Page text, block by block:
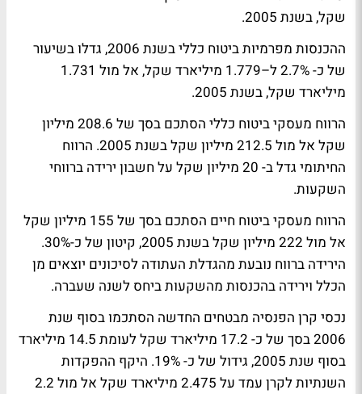
שקל, בשנת 2005.
ההכנסות מפרמיות ביטוח כללי בשנת 2006, גדלו בשיעור
של כ- 2.7% ל–1.779 מיליארד שקל, אל מול 1.731
מיליארד שקל, בשנת 2005.
הרווח מעסקי ביטוח כללי הסתכם בסך של 208.6 מיליון
שקל אל מול 212.5 מיליון שקל בשנת 2005. הרווח
החיתומי גדל ב- 20 מיליון שקל על חשבון ירידה ברווחי
השקעות.
הרווח מעסקי ביטוח חיים הסתכם בסך של 155 מיליון שקל
אל מול 222 מיליון שקל בשנת 2005, קיטון של כ-30%.
הירידה ברווח נובעת מהגדלת העתודה לסיכונים יוצאים מן
הכלל וירידה בהכנסות מהשקעות ביחס לשנה שעברה.
נכסי קרן הפנסיה מבטחים החדשה הסתכמו בסוף שנת
2006 בסך של כ- 17.2 מיליארד שקל לעומת 14.5 מיליארד
בסוף שנת 2005, גידול של כ- 19%. היקף ההפקדות
השנתיות לקרן עמד על 2.475 מיליארד שקל אל מול 2.2